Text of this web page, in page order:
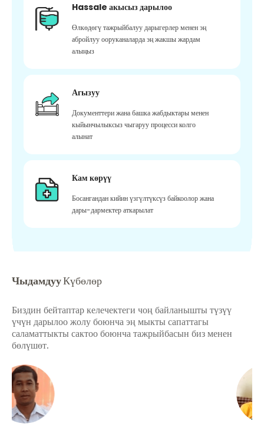
Hassale акысыз дарылоо
Өлкөдөгү тажрыйбалуу дарыгерлер менен эң
абройлуу ооруканаларда эң жакшы жардам
алыңыз
Агызуу
Документтери жана башка жабдыктары менен
кыйынчылыксыз чыгаруу процесси колго
алынат
Кам көрүү
Босангандан кийин үзгүлтүксүз байкоолор жана
дары-дармектер аткарылат
ЧыдамдууКүбөлөр
Биздин бейтаптар келечектеги чоң байланышты түзүү
үчүн дарылоо жолу боюнча эң мыкты сапаттагы
саламаттыкты сактоо боюнча тажрыйбасын биз менен
бөлүшөт.